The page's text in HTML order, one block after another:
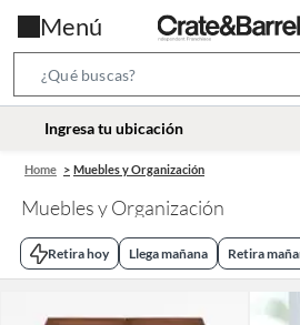
Menú
Bar
location-
Ingresa tu ubicación
Home Muebles y Organización
Muebles y Organización
Retira hoy Llega mañana Retira